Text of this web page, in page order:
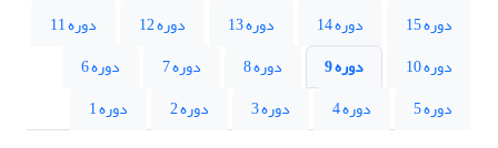
دوره 15
دوره 14 دوره 13 دوره 12
دوره 11
دوره 10
دوره 9 دوره 8 دوره 7
دوره 6
دوره 5
دوره 4 دوره 3 دوره 2
دوره 1